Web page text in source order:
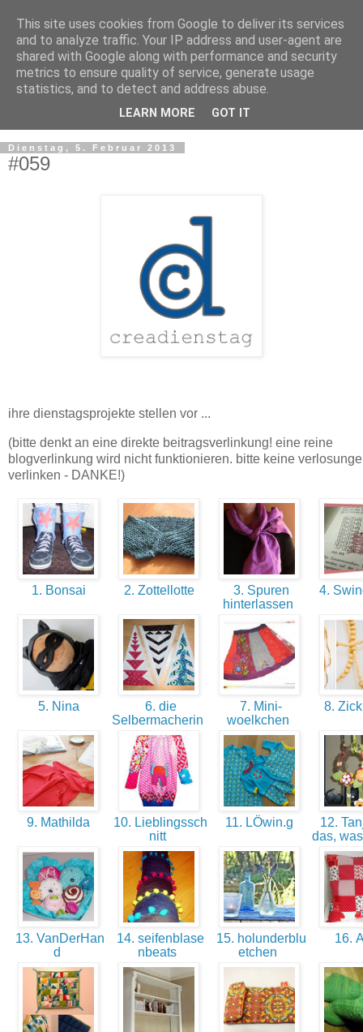
Dienstag, 5. Februar 2013
#059
ihre dienstagsprojekte stellen vor ...
(bitte denkt an eine direkte beitragsverlinkung! eine reine
blogverlinkung wird nicht funktionieren. bitte keine
verlinken - DANKE!)
1. Bonsai 2. Zottellotte
3. Spuren
hinterlassen
4.
5. Nina
6. die
Selbermacherin
7. Mini-
woelkchen
8.
9. Mathilda
10. Lieblingssch
nitt
11. LÖwin.g
12.
das,
13. VanDerHan
d
14. seifenblase
nbeats
15. holunderblu
etchen
16.
This site uses cookies from Google to deliver its services
and to analyze traffic. Your IP address and user-agent are
shared with Google along with performance and security
metrics to ensure quality of service, generate usage
statistics, and to detect and address abuse.
LEARN MORE GOT IT